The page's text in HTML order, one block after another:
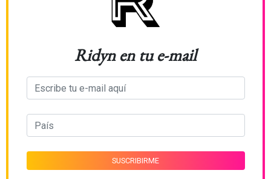
Ridyn en tu e-mail